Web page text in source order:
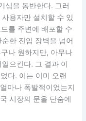
심을 동반한다. 그러
용자만 설치할 수 있
를 주변에 배포할 수
한 진입 장벽을 넘어
구나 원하지만, 아무나
으킨다. 그 결과 이
다. 이는 이미 오랜
마나 폭발적이었는지
시장의 문을 단숨에